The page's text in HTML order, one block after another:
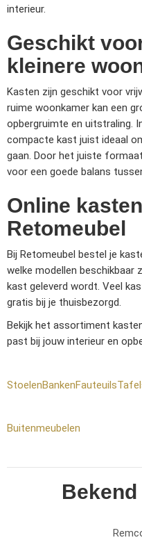
interieur.
Geschikt
kleinere
Kasten zijn geschikt voor
ruime woonkamer kan een
opbergruimte en uitstraling.
compacte kast juist ideaal
gaan. Door het juiste
voor een goede balans
Online
Retomeubel
Bij Retomeubel bestel je
welke modellen beschikbaar
kast geleverd wordt. Veel
gratis bij je thuisbezorgd.
Bekijk het assortiment
past bij jouw interieur en
StoelenBankenFauteuils
Buitenmeubelen